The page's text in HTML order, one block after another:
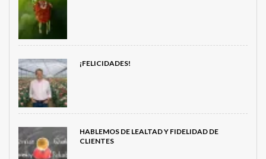
¡FELICIDADES!
HABLEMOS DE LEALTAD Y FIDELIDAD DE
CLIENTES